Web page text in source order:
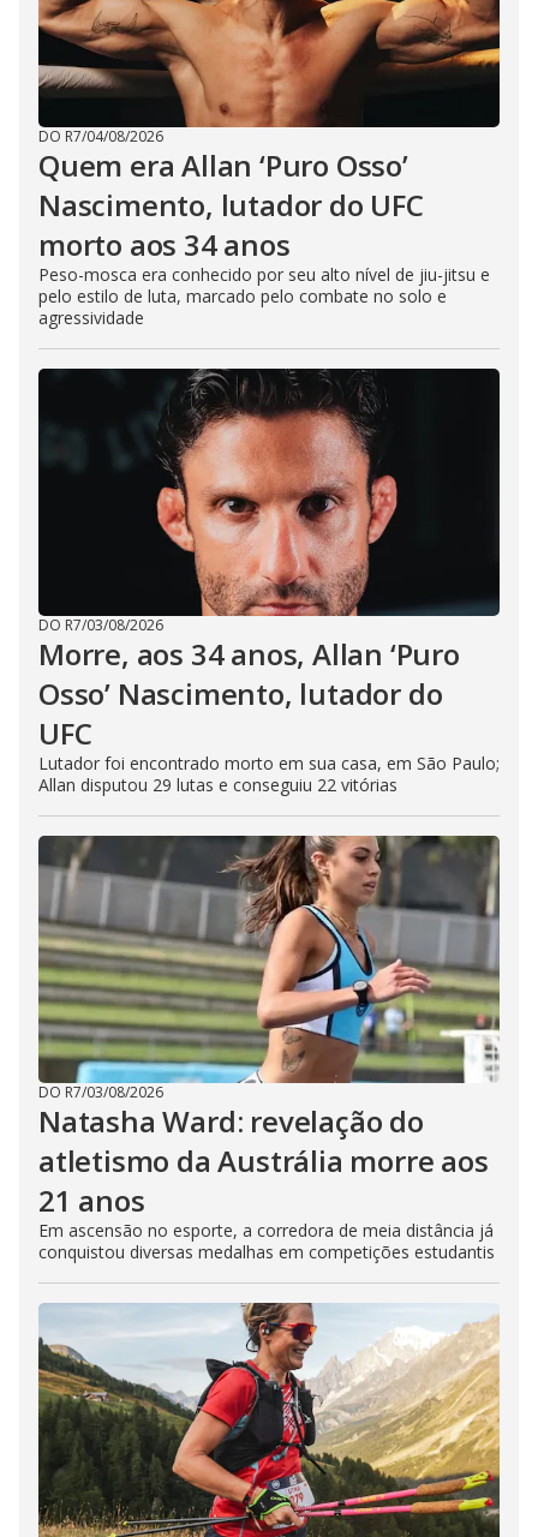
DO R7/04/08/2026
Quem era Allan ‘Puro Osso’
Nascimento, lutador do UFC
morto aos 34 anos
Peso-mosca era conhecido por seu alto nível de jiu-jitsu e
pelo estilo de luta, marcado pelo combate no solo e
agressividade
DO R7/03/08/2026
Morre, aos 34 anos, Allan ‘Puro
Osso’ Nascimento, lutador do
UFC
Lutador foi encontrado morto em sua casa, em São Paulo;
Allan disputou 29 lutas e conseguiu 22 vitórias
DO R7/03/08/2026
Natasha Ward: revelação do
atletismo da Austrália morre aos
21 anos
Em ascensão no esporte, a corredora de meia distância já
conquistou diversas medalhas em competições estudantis